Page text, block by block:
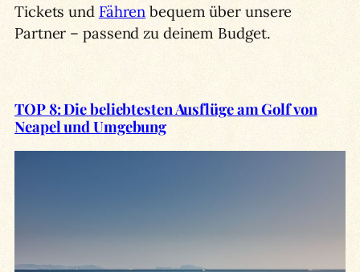
Tickets und Fähren bequem über unsere
Partner – passend zu deinem Budget.
TOP 8: Die beliebtesten Ausflüge am Golf von
Neapel und Umgebung